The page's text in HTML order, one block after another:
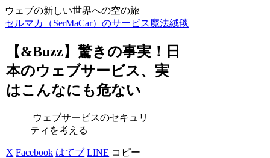
ウェブの新しい世界への空の旅
セルマカ（SerMaCar）のサービス魔法絨毯
【&Buzz】驚きの事実！日
本のウェブサービス、実
はこんなにも危ない
ウェブサービスのセキュリ
ティを考える
X Facebook はてブ LINE コピー